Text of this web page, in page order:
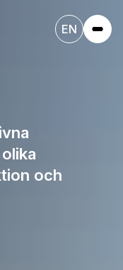
EN
och